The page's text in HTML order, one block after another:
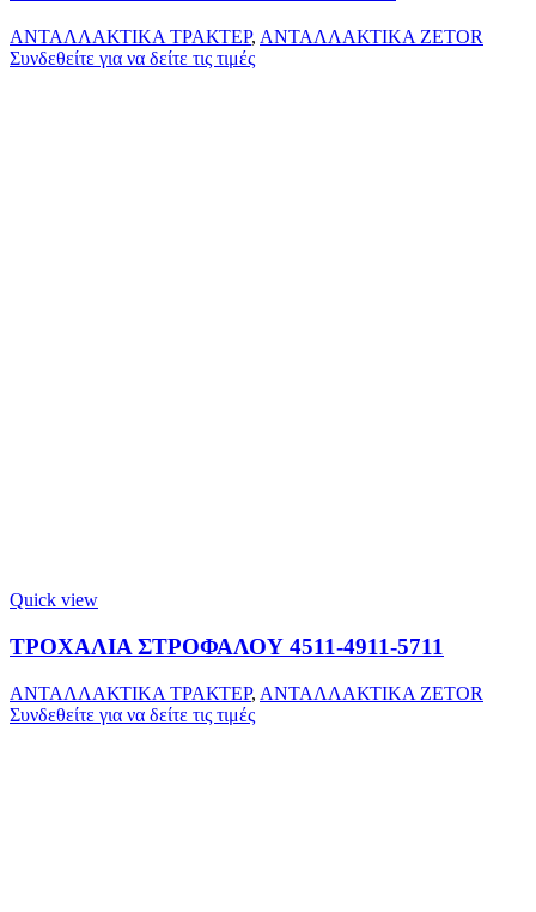
ΑΝΤΑΛΛΑΚΤΙΚΑ ΤΡΑΚΤΕΡ, ΑΝΤΑΛΛΑΚΤΙΚΑ ZETOR
Συνδεθείτε για να δείτε τις τιμές
Quick view
ΤΡΟΧΑΛΙΑ ΣΤΡΟΦΑΛΟΥ 4511-4911-5711
ΑΝΤΑΛΛΑΚΤΙΚΑ ΤΡΑΚΤΕΡ, ΑΝΤΑΛΛΑΚΤΙΚΑ ZETOR
Συνδεθείτε για να δείτε τις τιμές